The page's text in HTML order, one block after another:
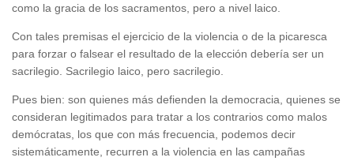
como la gracia de los sacramentos, pero a nivel laico.
Con tales premisas el ejercicio de la violencia o de la picaresca
para forzar o falsear el resultado de la elección debería ser un
sacrilegio. Sacrilegio laico, pero sacrilegio.
Pues bien: son quienes más defienden la democracia, quienes se
consideran legitimados para tratar a los contrarios como malos
demócratas, los que con más frecuencia, podemos decir
sistemáticamente, recurren a la violencia en las campañas